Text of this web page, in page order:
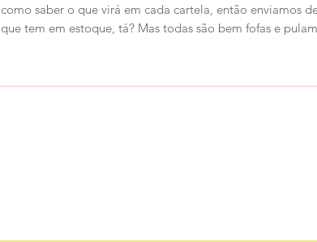
como saber o que virá em cada cartela, então enviamos
que tem em estoque, tá? Mas todas são bem fofas e